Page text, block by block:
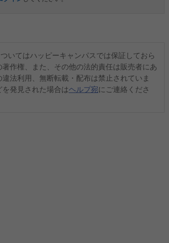
いてはハッピーキャンパスでは保証しておら
作権、また、その他の法的責任は販売者にあ
法利用、無断転載・配布は禁止されていま
発見された場合はヘルプ宛にご連絡くださ